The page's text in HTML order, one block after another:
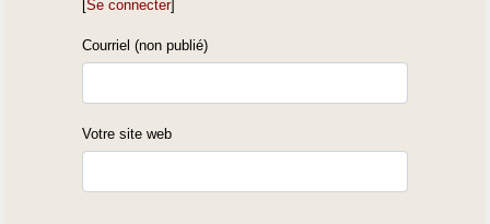
[Se connecter]
Courriel (non publié)
Votre site web